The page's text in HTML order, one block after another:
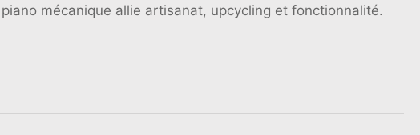
mécanique allie artisanat, upcycling et fonctionnalité.